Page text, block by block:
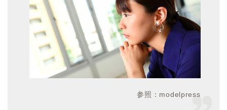
参照：modelpress